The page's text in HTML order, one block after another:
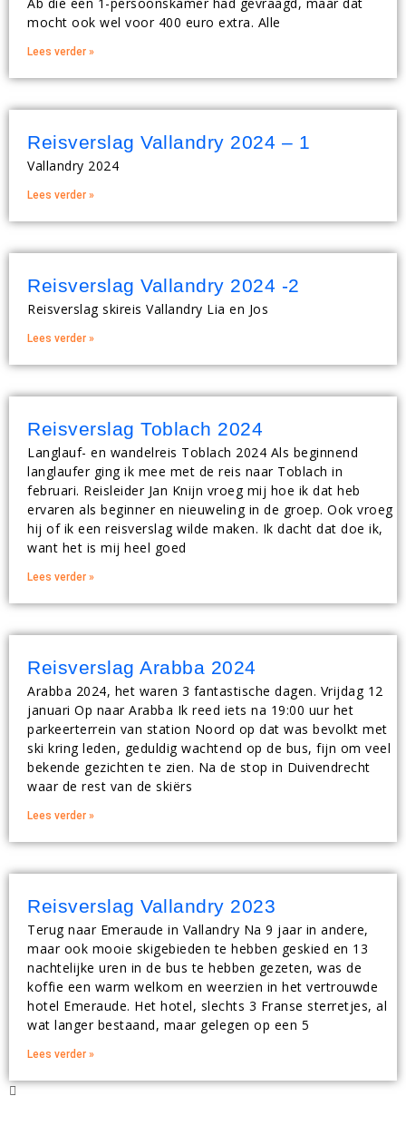
mocht ook wel voor 400 euro extra. Alle
Lees verder »
Reisverslag Vallandry 2024 – 1
Vallandry 2024
Lees verder »
Reisverslag Vallandry 2024 -2
Reisverslag skireis Vallandry Lia en Jos
Lees verder »
Reisverslag Toblach 2024
Langlauf- en wandelreis Toblach 2024 Als beginnend
langlaufer ging ik mee met de reis naar Toblach in
februari. Reisleider Jan Knijn vroeg mij hoe ik dat heb
ervaren als beginner en nieuweling in de groep. Ook vroeg
hij of ik een reisverslag wilde maken. Ik dacht dat doe ik,
want het is mij heel goed
Lees verder »
Reisverslag Arabba 2024
Arabba 2024, het waren 3 fantastische dagen. Vrijdag 12
januari Op naar Arabba Ik reed iets na 19:00 uur het
parkeerterrein van station Noord op dat was bevolkt met
ski kring leden, geduldig wachtend op de bus, fijn om veel
bekende gezichten te zien. Na de stop in Duivendrecht
waar de rest van de skiërs
Lees verder »
Reisverslag Vallandry 2023
Terug naar Emeraude in Vallandry Na 9 jaar in andere,
maar ook mooie skigebieden te hebben geskied en 13
nachtelijke uren in de bus te hebben gezeten, was de
koffie een warm welkom en weerzien in het vertrouwde
hotel Emeraude. Het hotel, slechts 3 Franse sterretjes, al
wat langer bestaand, maar gelegen op een 5
Lees verder »